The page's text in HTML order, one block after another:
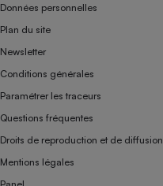
Données personnelles
Plan du site
Newsletter
Conditions générales
Paramétrer les traceurs
Questions fréquentes
Droits de reproduction et de diffusion
Mentions légales